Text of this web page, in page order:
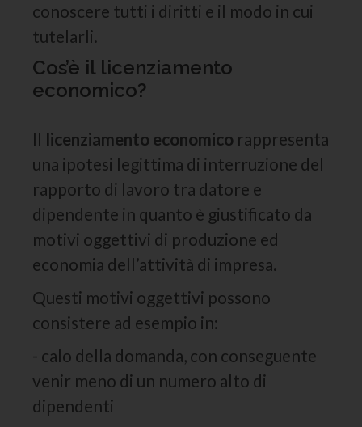
conoscere tutti i diritti e il modo in cui
tutelarli.
Cos’è il licenziamento
economico?
Il licenziamento economico rappresenta
una ipotesi legittima di interruzione del
rapporto di lavoro tra datore e
dipendente in quanto è giustificato da
motivi oggettivi di produzione ed
economia dell’attività di impresa.
Questi motivi oggettivi possono
consistere ad esempio in:
- calo della domanda, con conseguente
venir meno di un numero alto di
dipendenti